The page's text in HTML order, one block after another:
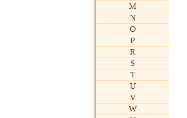
M
N
O
P
R
S
T
U
V
W